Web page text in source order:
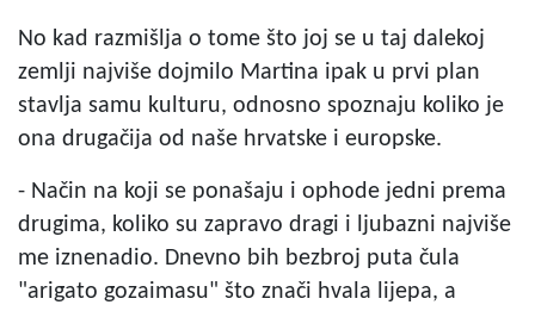
No kad razmišlja o tome što joj se u taj dalekoj
zemlji najviše dojmilo Martina ipak u prvi plan
stavlja samu kulturu, odnosno spoznaju koliko je
ona drugačija od naše hrvatske i europske.
- Način na koji se ponašaju i ophode jedni prema
drugima, koliko su zapravo dragi i ljubazni najviše
me iznenadio. Dnevno bih bezbroj puta čula
"arigato gozaimasu" što znači hvala lijepa, a